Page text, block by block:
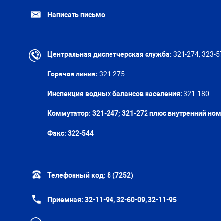
Написать письмо
Центральная диспетчерская служба: 321-274, 323-
Горячая линия: 321-275
Инспекция водных балансов населения: 321-180
Коммутатор: 321-247; 321-272 плюс внутренний
Факс: 322-544
Телефонный код: 8 (7252)
Приемная: 32-11-94, 32-60-09, 32-11-95